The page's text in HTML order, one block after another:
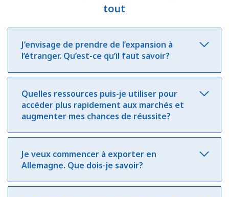
tout
J’envisage de prendre de l’expansion à
l’étranger. Qu’est-ce qu’il faut savoir?
Quelles ressources puis-je utiliser pour
accéder plus rapidement aux marchés et
augmenter mes chances de réussite?
Je veux commencer à exporter en
Allemagne. Que dois-je savoir?